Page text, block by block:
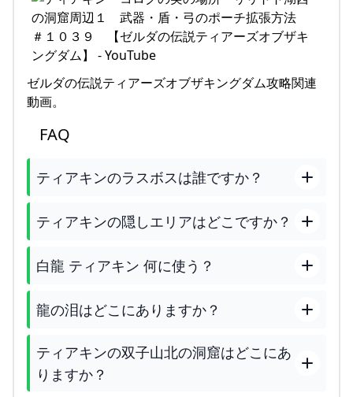
ゼルダの伝説ティアーズオブザキングダム攻略関連
動画。
FAQ
ティアキンのラスボスは誰ですか？
ティアキンの隠しエリアはどこですか？
白龍 ティアキン 何に使う？
龍の泪はどこにありますか？
ティアキンの双子山北の洞窟はどこにあ
りますか？